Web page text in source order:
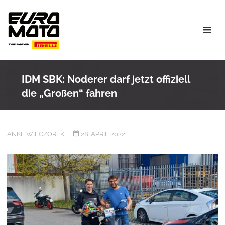
content
IDM SBK: Noderer darf jetzt offiziell
die „Großen“ fahren
ANKE WIECZOREK 28. APRIL 2022